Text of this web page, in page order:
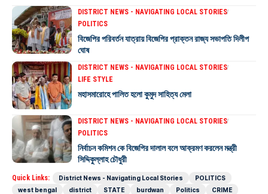
DISTRICT NEWS - NAVIGATING LOCAL STORIES
POLITICS
বিজেপির পরিবর্তন যাত্রায় বিজেপির প্রাক্তন রাজ্য সভাপতি দিলীপ
ঘোষ
DISTRICT NEWS - NAVIGATING LOCAL STORIES
LIFE STYLE
মহাসমারোহে পালিত হলো কুমুদ সাহিত্য মেলা
DISTRICT NEWS - NAVIGATING LOCAL STORIES
POLITICS
নির্বাচন কমিশন কে বিজেপির দালাল বলে আক্রমণ করলেন মন্ত্রী
সিদ্দিকুল্লাহ চৌধুরী
Quick Links: District News - Navigating Local Stories
POLITICS
west bengal
district STATE burdwan Politics
CRIME